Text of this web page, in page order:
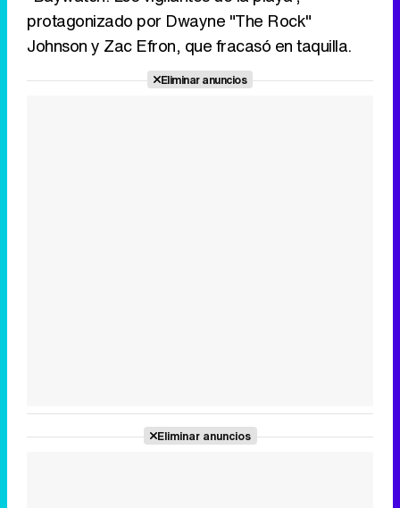
protagonizado por Dwayne "The Rock"
Johnson y Zac Efron, que fracasó en taquilla.
Eliminar anuncios
Eliminar anuncios